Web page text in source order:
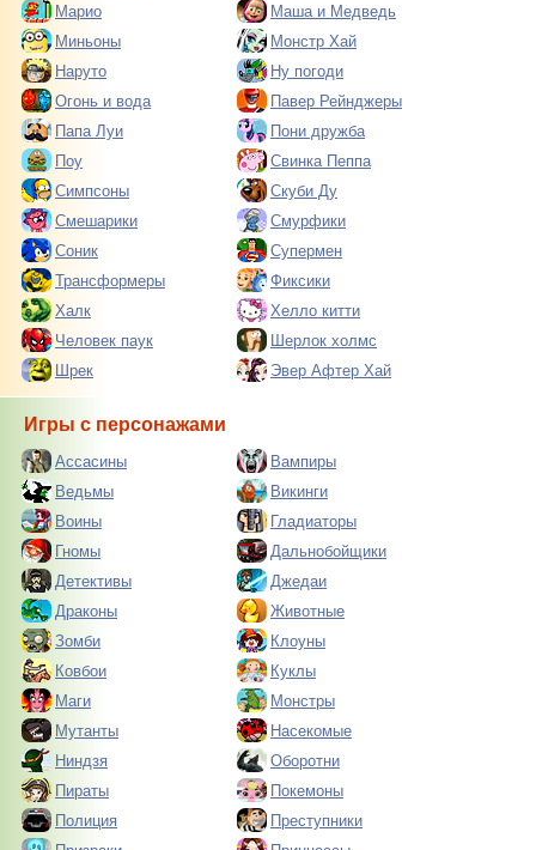
Марио
Маша и Медведь
Миньоны
Монстр Хай
Наруто
Ну погоди
Огонь и вода
Павер Рейнджеры
Папа Луи
Пони дружба
Поу
Свинка Пеппа
Симпсоны
Скуби Ду
Смешарики
Смурфики
Соник
Супермен
Трансформеры
Фиксики
Халк
Хелло китти
Человек паук
Шерлок холмс
Шрек
Эвер Афтер Хай
Игры с персонажами
Ассасины
Вампиры
Ведьмы
Викинги
Воины
Гладиаторы
Гномы
Дальнобойщики
Детективы
Джедаи
Драконы
Животные
Зомби
Клоуны
Ковбои
Куклы
Маги
Монстры
Мутанты
Насекомые
Ниндзя
Оборотни
Пираты
Покемоны
Полиция
Преступники